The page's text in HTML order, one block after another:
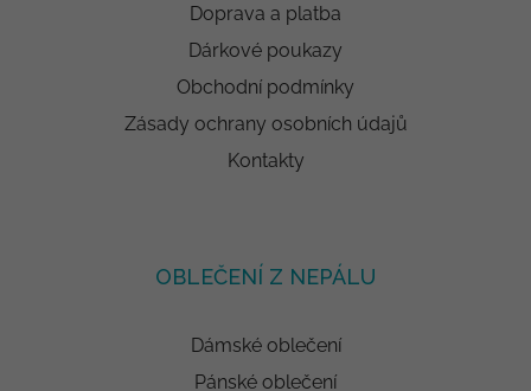
Doprava a platba
Dárkové poukazy
Obchodní podmínky
Zásady ochrany osobních údajů
Kontakty
OBLEČENÍ Z NEPÁLU
Dámské oblečení
Pánské oblečení